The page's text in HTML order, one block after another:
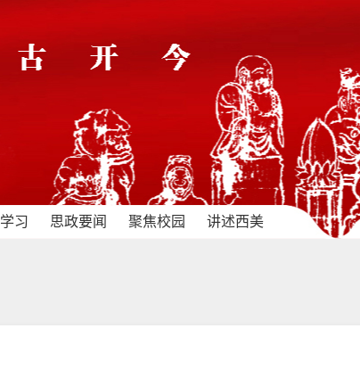
习 思政要闻 聚焦校园 讲述西美